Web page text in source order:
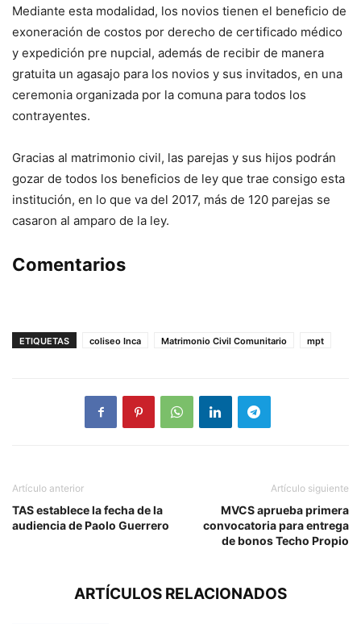
Mediante esta modalidad, los novios tienen el beneficio de
exoneración de costos por derecho de certificado médico
y expedición pre nupcial, además de recibir de manera
gratuita un agasajo para los novios y sus invitados, en una
ceremonia organizada por la comuna para todos los
contrayentes.
Gracias al matrimonio civil, las parejas y sus hijos podrán
gozar de todos los beneficios de ley que trae consigo esta
institución, en lo que va del 2017, más de 120 parejas se
casaron al amparo de la ley.
Comentarios
ETIQUETAS coliseo Inca Matrimonio Civil Comunitario mpt
Artículo anterior
TAS establece la fecha de la
audiencia de Paolo Guerrero
Artículo siguiente
MVCS aprueba primera
convocatoria para entrega
de bonos Techo Propio
ARTÍCULOS RELACIONADOS